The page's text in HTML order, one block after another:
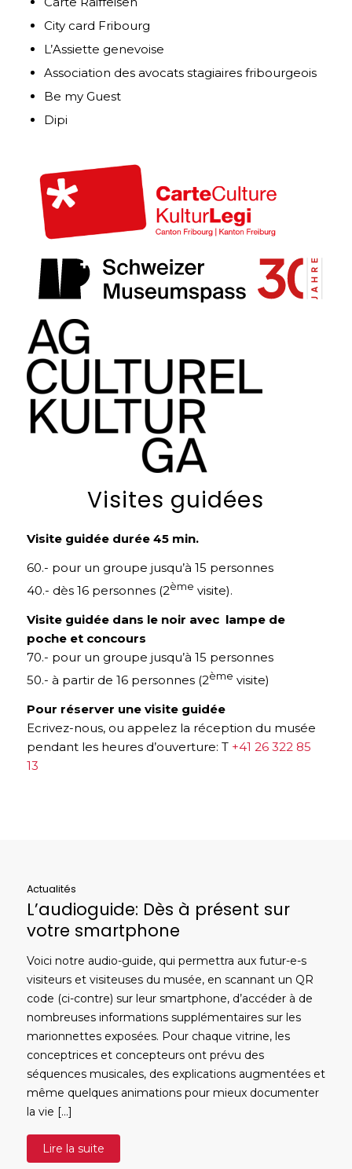
City card Fribourg
L’Assiette genevoise
Association des avocats stagiaires fribourgeois
Be my Guest
Dipi
Visites guidées
Visite guidée durée 45 min.
60.- pour un groupe jusqu’à 15 personnes
40.- dès 16 personnes (2ème visite).
Visite guidée dans le noir avec lampe de
poche et concours
70.- pour un groupe jusqu’à 15 personnes
50.- à partir de 16 personnes (2ème visite)
Pour réserver une visite guidée
Ecrivez-nous, ou appelez la réception du musée
pendant les heures d’ouverture: T +41 26 322 85
13
Actualités
L’audioguide: Dès à présent sur
votre smartphone
Voici notre audio-guide, qui permettra aux futur-e-s
visiteurs et visiteuses du musée, en scannant un QR
code (ci-contre) sur leur smartphone, d’accéder à de
nombreuses informations supplémentaires sur les
marionnettes exposées. Pour chaque vitrine, les
conceptrices et concepteurs ont prévu des
séquences musicales, des explications augmentées et
même quelques animations pour mieux documenter
la vie […]
Lire la suite